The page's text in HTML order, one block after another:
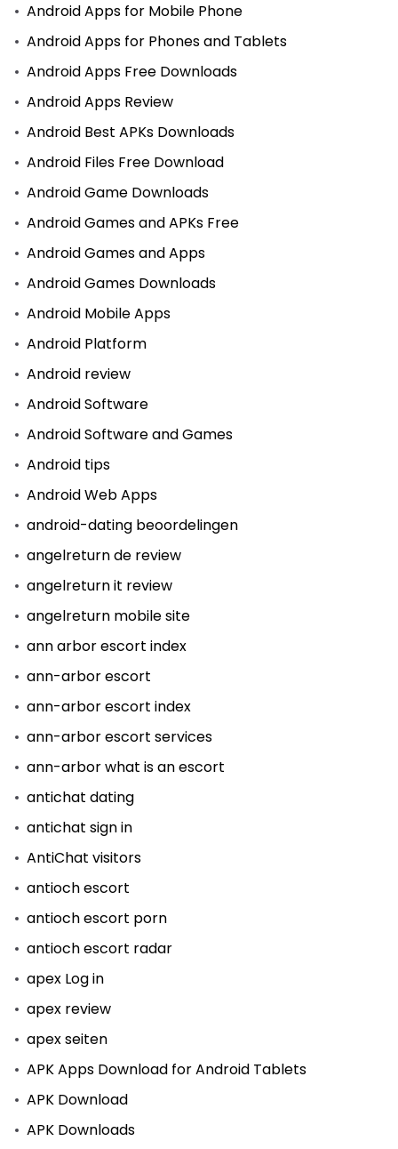
Android Apps for Mobile Phone
Android Apps for Phones and Tablets
Android Apps Free Downloads
Android Apps Review
Android Best APKs Downloads
Android Files Free Download
Android Game Downloads
Android Games and APKs Free
Android Games and Apps
Android Games Downloads
Android Mobile Apps
Android Platform
Android review
Android Software
Android Software and Games
Android tips
Android Web Apps
android-dating beoordelingen
angelreturn de review
angelreturn it review
angelreturn mobile site
ann arbor escort index
ann-arbor escort
ann-arbor escort index
ann-arbor escort services
ann-arbor what is an escort
antichat dating
antichat sign in
AntiChat visitors
antioch escort
antioch escort porn
antioch escort radar
apex Log in
apex review
apex seiten
APK Apps Download for Android Tablets
APK Download
APK Downloads